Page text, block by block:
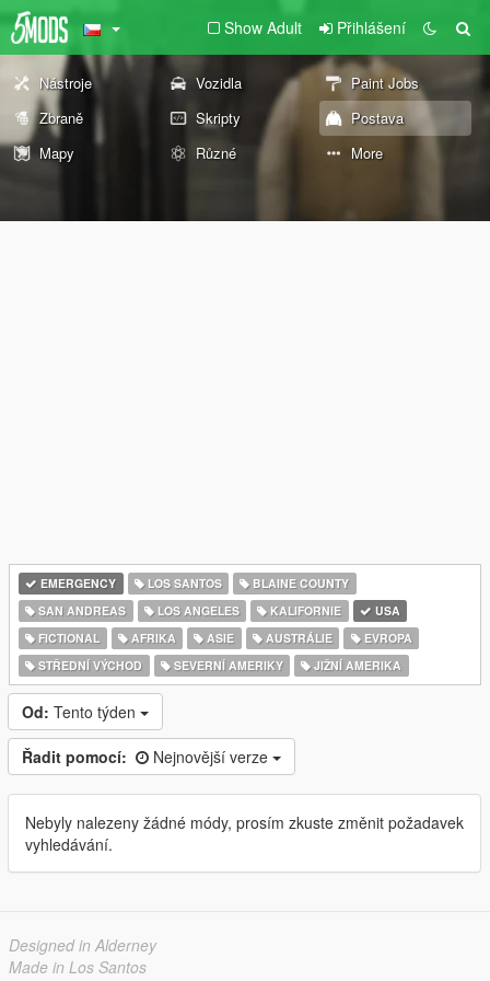
Show Adult Přihlášení
Nástroje Vozidla
Paint Jobs
Zbraně
Skripty
Postava
Mapy
Různé More
EMERGENCY LOS SANTOS
BLAINE COUNTY
SAN ANDREAS
LOS ANGELES KALIFORNIE
USA
FICTIONAL
AFRIKA ASIE AUSTRÁLIE
EVROPA
STŘEDNÍ VÝCHOD
SEVERNÍ AMERIKY JIŽNÍ AMERIKA
Od: Tento týden
Řadit pomocí: Nejnovější verze
Nebyly nalezeny žádné módy, prosím zkuste změnit požadavek
vyhledávání.
Designed in Alderney
Made in Los Santos